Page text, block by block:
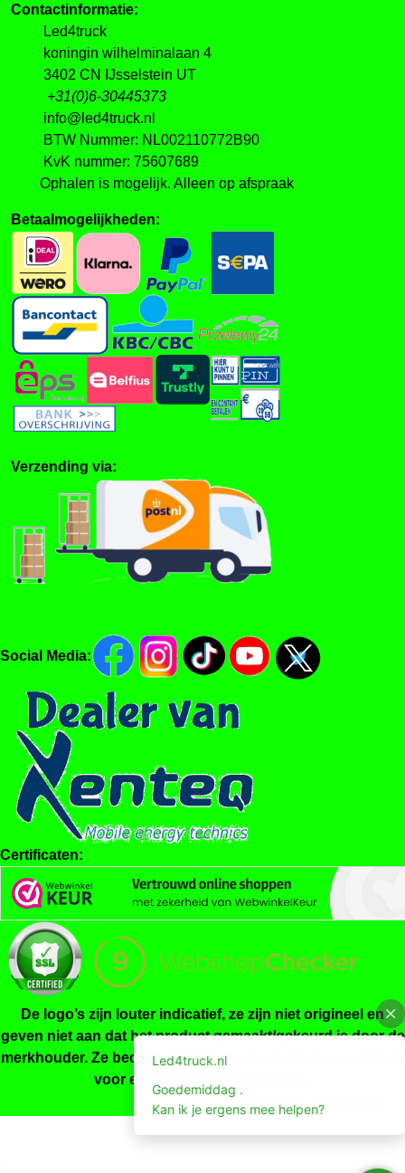
Contactinformatie:
Led4truck
koningin wilhelminalaan 4
3402 CN IJsselstein UT
+31(0)6-30445373
info@led4truck.nl
BTW Nummer: NL002110772B90
KvK nummer: 75607689
Ophalen is mogelijk. Alleen op afspraak
Betaalmogelijkheden:
Verzending via:
Social Media:
Certificaten:
De logo’s zijn louter indicatief, ze zijn niet origineel en
geven niet aan dat het product gemaakt/gekeurd is door de
merkhouder. Ze beduiden enkel dat het product geschikt is
voor een bepaald merkvoertuig.
Powered by
Jeeigenweb